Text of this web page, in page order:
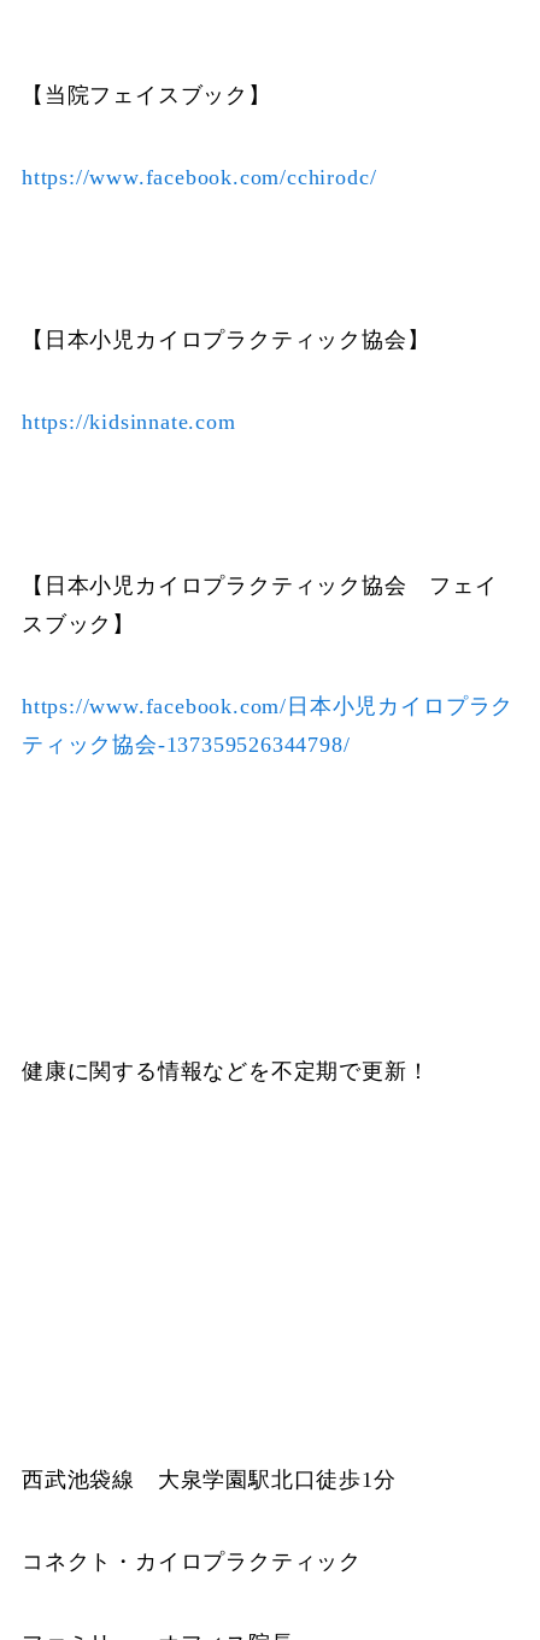
【当院フェイスブック】
https://www.facebook.com/cchirodc/
【日本小児カイロプラクティック協会】
https://kidsinnate.com
【日本小児カイロプラクティック協会 フェイ
スブック】
https://www.facebook.com/日本小児カイロプラク
ティック協会-137359526344798/
健康に関する情報などを不定期で更新！
西武池袋線 大泉学園駅北口徒歩1分
コネクト・カイロプラクティック